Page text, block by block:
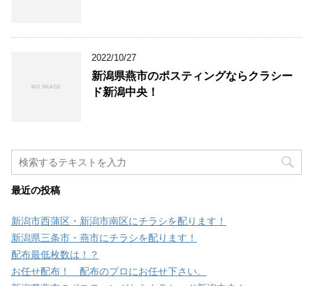
2022/10/27
新潟県燕市のポスティングならクラシー
ド新潟中央！
最近の投稿
新潟市西蒲区・新潟市南区にチラシを配ります！
新潟県三条市・燕市にチラシを配ります！
配布最低枚数は！？
お任せ配布！ 配布のプロにお任せ下さい。